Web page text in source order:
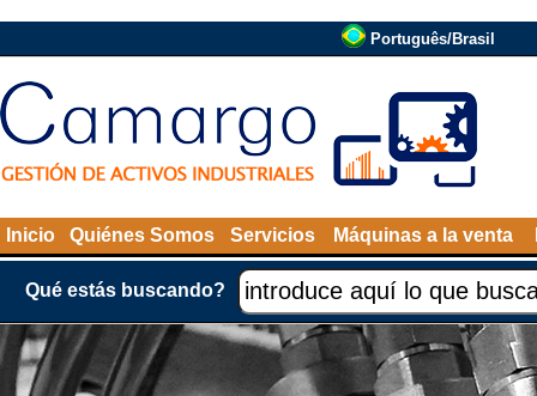
Português/Brasil
Inicio Quiénes Somos Servicios Máquinas a la venta
Qué estás buscando?